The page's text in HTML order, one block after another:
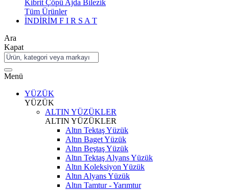
Kibrit Çöpü Ajda Bilezik
Tüm Ürünler
İNDİRİM F I R S A T
Ara
Kapat
Menü
YÜZÜK
YÜZÜK
ALTIN YÜZÜKLER
ALTIN YÜZÜKLER
Altın Tektaş Yüzük
Altın Baget Yüzük
Altın Beştaş Yüzük
Altın Tektaş Alyans Yüzük
Altın Koleksiyon Yüzük
Altın Alyans Yüzük
Altın Tamtur - Yarımtur